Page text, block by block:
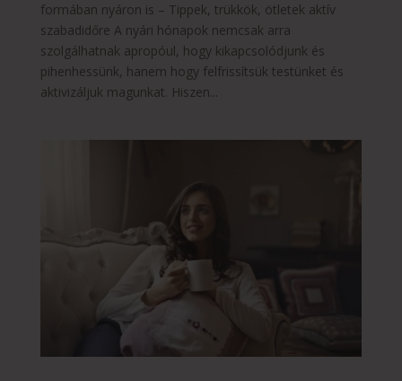
formában nyáron is – Tippek, trükkök, ötletek aktív
szabadidőre A nyári hónapok nemcsak arra
szolgálhatnak apropóul, hogy kikapcsolódjunk és
pihenhessünk, hanem hogy felfrissítsük testünket és
aktivizáljuk magunkat. Hiszen...